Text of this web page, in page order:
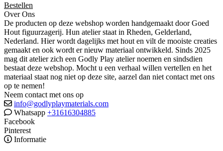
Bestellen
Over Ons
De producten op deze webshop worden handgemaakt door Goed
Hout figuurzagerij. Hun atelier staat in Rheden, Gelderland,
Nederland. Hier wordt dagelijks met hout en vilt de mooiste creaties
gemaakt en ook wordt er nieuw materiaal ontwikkeld. Sinds 2025
mag dit atelier zich een Godly Play atelier noemen en sindsdien
bestaat deze webshop. Mocht u een verhaal willen vertellen en het
materiaal staat nog niet op deze site, aarzel dan niet contact met ons
op te nemen!
Neem contact met ons op
info@godlyplaymaterials.com
Whatsapp +31616304885
Facebook
Pinterest
Informatie